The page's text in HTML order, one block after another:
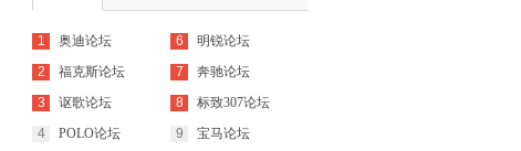
1
奥迪论坛
2
福克斯论坛
3
讴歌论坛
4
POLO论坛
6
明锐论坛
7
奔驰论坛
8
标致307论坛
9
宝马论坛